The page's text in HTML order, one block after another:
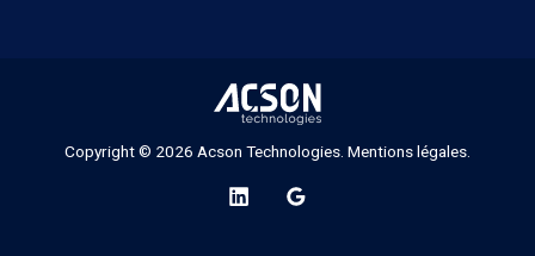
Copyright © 2026 Acson Technologies. Mentions légales.